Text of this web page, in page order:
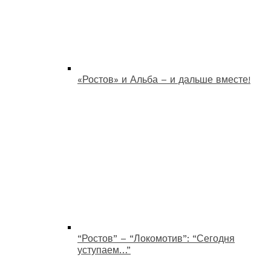
«Ростов» и Альба – и дальше вместе!
“Ростов” – “Локомотив”: “Сегодня
уступаем…”